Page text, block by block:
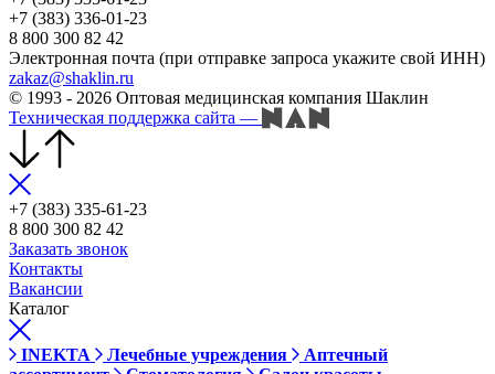
+7 (383) 336-01-23
8 800 300 82 42
Электронная почта (при отправке запроса укажите свой ИНН)
zakaz@shaklin.ru
© 1993 - 2026 Оптовая медицинская компания Шаклин
Техническая поддержка сайта —
+7 (383) 335-61-23
8 800 300 82 42
Заказать звонок
Контакты
Вакансии
Каталог
INEKTA Лечебные учреждения
Аптечный